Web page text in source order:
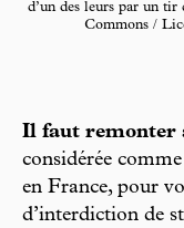
d’un des leurs par un
Commons /
Il faut remonter
considérée
en France, pour
d’interdiction de